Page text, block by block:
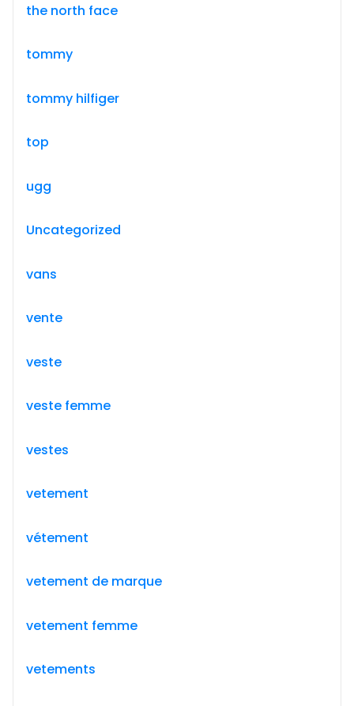
the north face
tommy
tommy hilfiger
top
ugg
Uncategorized
vans
vente
veste
veste femme
vestes
vetement
vétement
vetement de marque
vetement femme
vetements